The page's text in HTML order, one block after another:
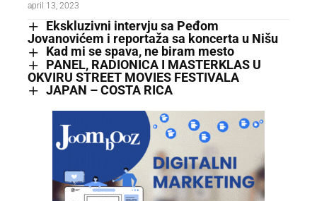
april 13, 2023
Ekskluzivni intervju sa Peđom
Jovanovićem i reportaža sa koncerta u Nišu
Kad mi se spava, ne biram mesto
PANEL, RADIONICA I MASTERKLAS U
OKVIRU STREET MOVIES FESTIVALA
JAPAN – COSTA RICA